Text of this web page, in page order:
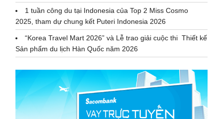
1 tuần công du tại Indonesia của Top 2 Miss Cosmo
2025, tham dự chung kết Puteri Indonesia 2026
“Korea Travel Mart 2026” và Lễ trao giải cuộc thi Thiết kế
Sản phẩm du lịch Hàn Quốc năm 2026